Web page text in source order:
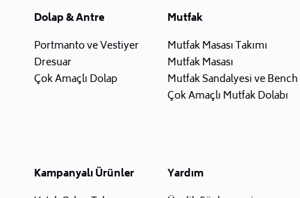
Dolap & Antre
Portmanto ve Vestiyer
Dresuar
Çok Amaçlı Dolap
Mutfak
Mutfak Masası Takımı
Mutfak Masası
Mutfak Sandalyesi ve Bench
Çok Amaçlı Mutfak Dolabı
Kampanyalı Ürünler
Yardım